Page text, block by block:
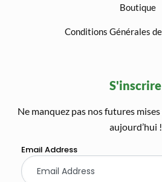
Boutique
Conditions Générales
S'inscrire
Ne manquez pas nos futures
aujourd’hui !
Email Address